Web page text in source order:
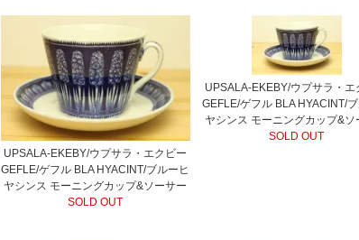
UPSALA-EKEBY/ウプサラ・エクビー
GEFLE/ゲフル BLA HYACINT/ブルーヒ
ヤシンス モーニングカップ&ソーサー
SOLD OUT
UPSALA-EKEBY/ウプサラ・エ
GEFLE/ゲフル BLA HYACINT/
ヤシンス モーニングカップ&ソ
SOLD OUT